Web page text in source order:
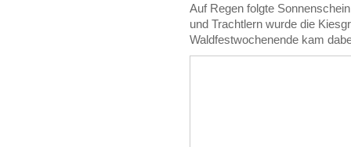
Auf Regen folgte
und Trachtlern wurde die
Waldfestwochenende kam